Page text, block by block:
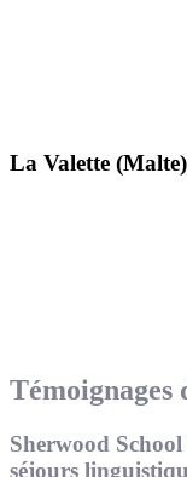
La Valette (Malte)
Témoignages
Sherwood
séjours